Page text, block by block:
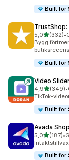
Built for
5,0av 5(332)
332 •
Bygg
Built for
Video
4,9av 5(349)
349 •
TikTok-
Built for
Avada
5,0av 5(187)
187 •
Built for